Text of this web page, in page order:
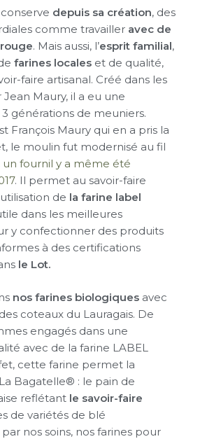
depuis sa création, des
comme travailler avec de
. Mais aussi, l’esprit familial,
farines locales et de qualité,
faire artisanal. Créé dans les
Maury, il a eu une
générations de meuniers.
François Maury qui en a pris la
le moulin fut modernisé au fil
un fournil y a même été
. Il permet au savoir-faire
de la farine label
dans les meilleures
y confectionner des produits
à des certifications
le Lot.
nos farines biologiques avec
coteaux du Lauragais. De
engagés dans une
avec de la farine LABEL
cette farine permet la
Bagatelle® : le pain de
reflétant le savoir-faire
de variétés de blé
nos soins, nos farines pour